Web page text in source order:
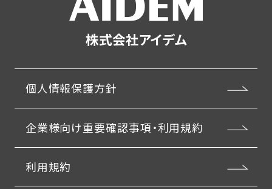
株式会社アイデム
個人情報保護方針
企業様向け重要確認事項・利用規約
利用規約